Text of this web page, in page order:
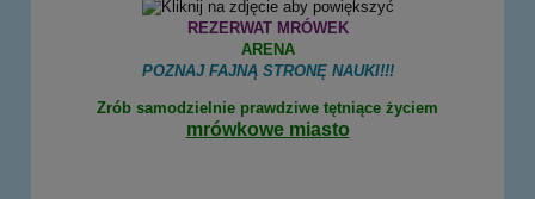
REZERWAT MRÓWEK
ARENA
POZNAJ FAJNĄ STRONĘ NAUKI!!!
Zrób samodzielnie prawdziwe tętniące życiem
mrówkowe miasto